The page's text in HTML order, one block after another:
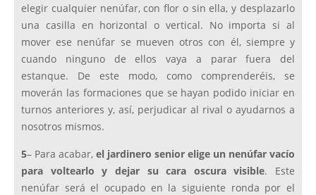
elegir cualquier nenúfar, con flor o sin ella, y desplazarlo
una casilla en horizontal o vertical. No importa si al
mover ese nenúfar se mueven otros con él, siempre y
cuando ninguno de ellos vaya a parar fuera del
estanque. De este modo, como comprenderéis, se
moverán las formaciones que se hayan podido iniciar en
turnos anteriores y, así, perjudicar al rival o ayudarnos a
nosotros mismos.
5– Para acabar, el jardinero senior elige un nenúfar vacío
para voltearlo y dejar su cara oscura visible. Este
nenúfar será el ocupado en la siguiente ronda por el